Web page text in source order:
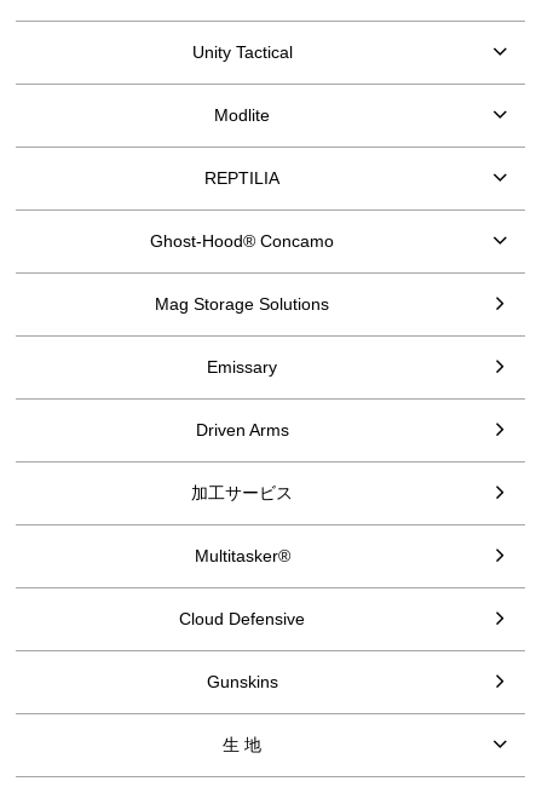
Unity Tactical
Modlite
REPTILIA
Ghost-Hood® Concamo
Mag Storage Solutions
Emissary
Driven Arms
加工サービス
Multitasker®
Cloud Defensive
Gunskins
生 地